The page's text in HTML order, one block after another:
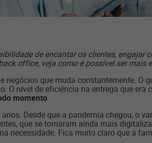
de encantar os clientes, engajar
office, veja como é possível ser mais
que muda constantemente. O
O nível de eficiência na entrega que
momento.
Desde que a pandemia chegou, o
que se tornaram ainda mais
necessidade. Fica muito claro que a